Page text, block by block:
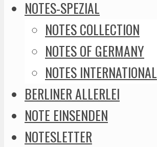
NOTES-SPEZIAL
NOTES COLLECTION
NOTES OF GERMANY
NOTES INTERNATIONAL
BERLINER ALLERLEI
NOTE EINSENDEN
NOTESLETTER